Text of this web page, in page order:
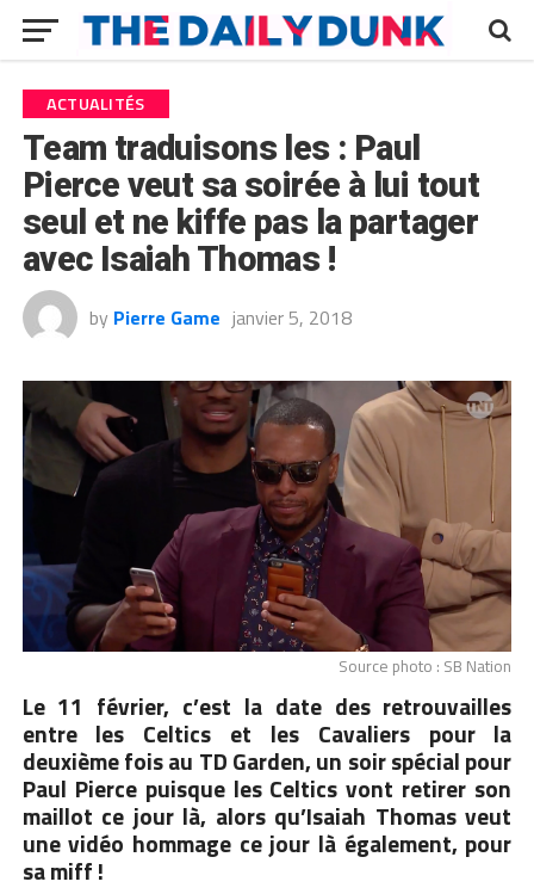
ACTUALITÉS
Team traduisons les : Paul
Pierce veut sa soirée à lui tout
seul et ne kiffe pas la partager
avec Isaiah Thomas !
by Pierre Game janvier 5, 2018
Source photo : SB Nation
Le 11 février, c’est la date des retrouvailles
entre les Celtics et les Cavaliers pour la
deuxième fois au TD Garden, un soir spécial pour
Paul Pierce puisque les Celtics vont retirer son
maillot ce jour là, alors qu’Isaiah Thomas veut
une vidéo hommage ce jour là également, pour
sa miff !